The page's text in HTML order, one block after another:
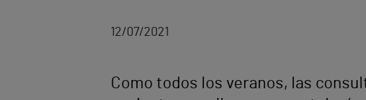
12/07/2021
Como todos los veranos, las